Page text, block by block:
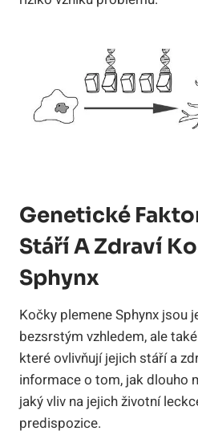
Genetické
Stáří A Zdraví
Sphynx
Kočky plemene Sphynx jsou
bezsrstým vzhledem, ale
které ovlivňují jejich stáří a
informace o tom, jak dlouho
jaký vliv na jejich životní
predispozice.